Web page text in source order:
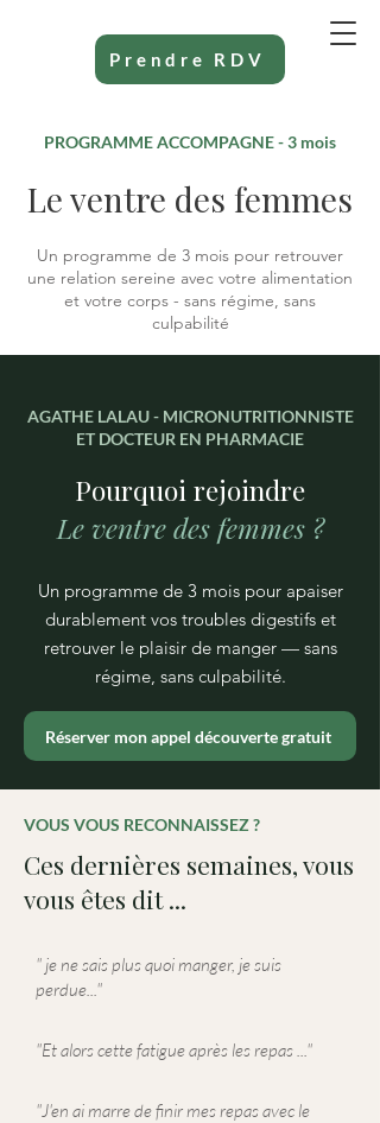
Prendre RDV
PROGRAMME ACCOMPAGNE - 3 mois
Le ventre des femmes
Un programme de 3 mois pour retrouver
une relation sereine avec votre alimentation
et votre corps - sans régime, sans
culpabilité
AGATHE LALAU - MICRONUTRITIONNISTE
ET DOCTEUR EN PHARMACIE
Pourquoi rejoindre
Le ventre des femmes ?
Un programme de 3 mois pour apaiser
durablement vos troubles digestifs et
retrouver le plaisir de manger — sans
régime, sans culpabilité.
Réserver mon appel découverte gratuit
VOUS VOUS RECONNAISSEZ ?
Ces dernières semaines, vous
vous êtes dit ...
" je ne sais plus quoi manger, je suis
perdue..."
"Et alors cette fatigue après les repas ..."
"J'en ai marre de finir mes repas avec le